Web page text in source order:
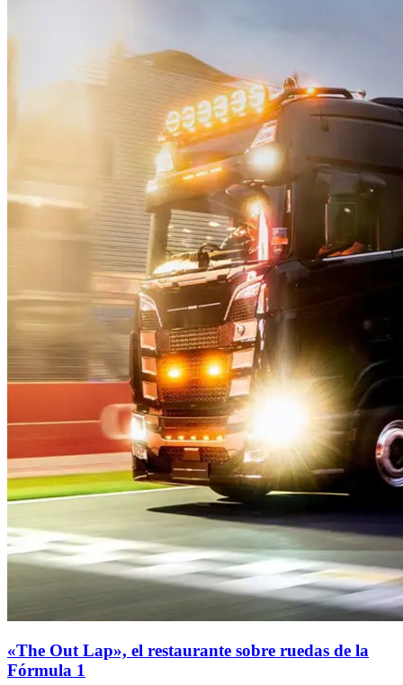
«The Out Lap», el restaurante sobre ruedas de la
Fórmula 1